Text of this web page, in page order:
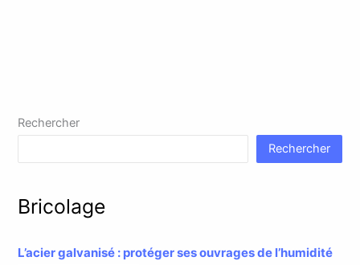
Rechercher
Rechercher
Bricolage
L’acier galvanisé : protéger ses ouvrages de l’humidité